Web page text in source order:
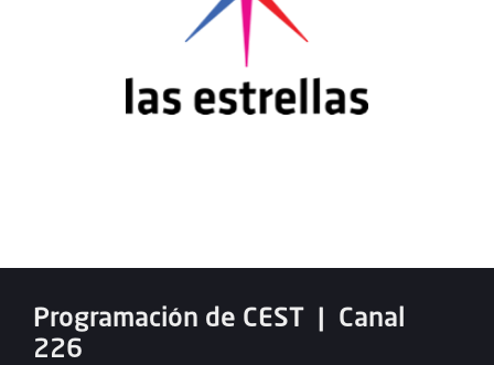
Programación de CEST | Canal
226